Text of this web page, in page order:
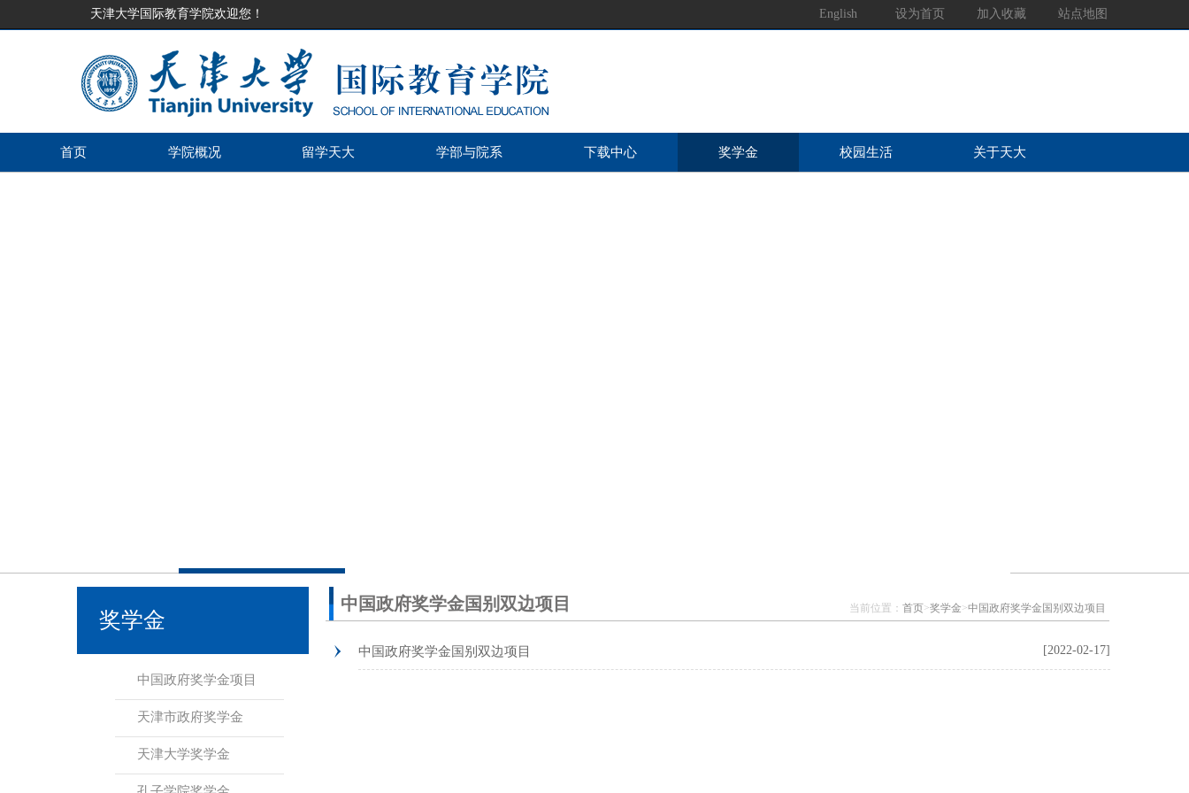
English 设为首页 加入收藏 站点地图
天津大学国际教育学院欢迎您！
首页 学院概况 留学天大 学部与院系 下载中心 奖学金 校园生活 关于天大
奖学金
中国政府奖学金项目
天津市政府奖学金
天津大学奖学金
中国政府奖学金国别双边项目 当前位置： 首页>奖学金>中国政府奖学金国别双边项目
中国政府奖学金国别双边项目 [2022-02-17]